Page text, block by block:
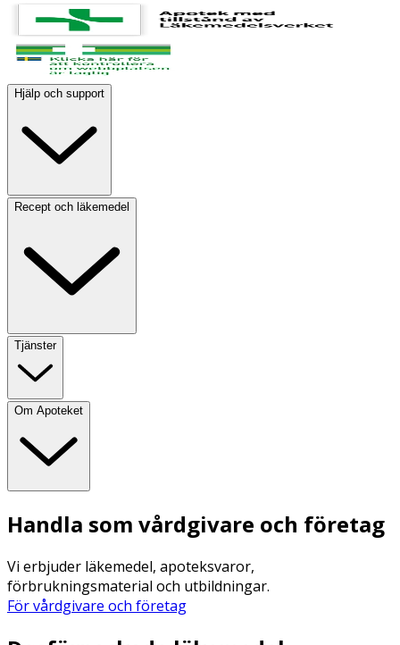
Hjälp och support
Recept och läkemedel
Tjänster
Om Apoteket
Handla som vårdgivare och företag
Vi erbjuder läkemedel, apoteksvaror,
förbrukningsmaterial och utbildningar.
För vårdgivare och företag